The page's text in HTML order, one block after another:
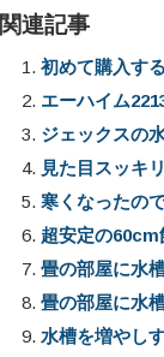
関連記事
初めて購入す
エーハイム
ジェックスの
見た目スッキ
寒くなったの
超安定の60cm
畳の部屋に水
畳の部屋に水
水槽を増やし